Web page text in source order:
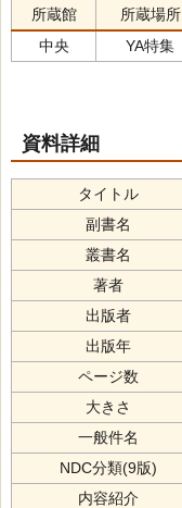
所蔵館 所蔵場所
中央
YA特集
資料詳細
タイトル
副書名
叢書名
著者
出版者
出版年
ページ数
大きさ
一般件名
NDC分類(9版)
内容紹介